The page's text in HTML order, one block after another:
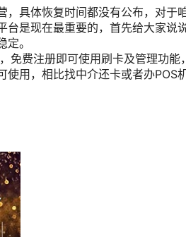
，具体恢复时间都没有公布，对于
台是现在最重要的，首先给大家说
。
免费注册即可使用刷卡及管理功能
用，相比找中介还卡或者办POS